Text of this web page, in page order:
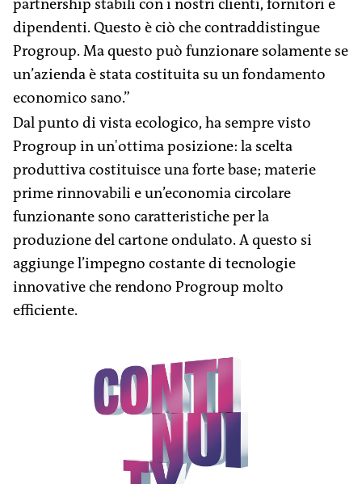
partnership stabili con i nostri clienti, fornitori e
dipendenti. Questo è ciò che contraddistingue
Progroup. Ma questo può funzionare solamente se
un’azienda è stata costituita su un fondamento
economico sano.”
Dal punto di vista ecologico, ha sempre visto
Progroup in un'ottima posizione: la scelta
produttiva costituisce una forte base; materie
prime rinnovabili e un’economia circolare
funzionante sono caratteristiche per la
produzione del cartone ondulato. A questo si
aggiunge l’impegno costante di tecnologie
innovative che rendono Progroup molto
efficiente.